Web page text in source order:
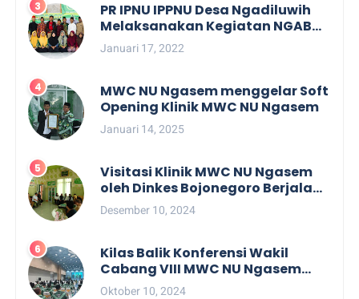
PR IPNU IPPNU Desa Ngadiluwih
Melaksanakan Kegiatan NGABAR
di Dusun Sendanggerong
Januari 17, 2022
MWC NU Ngasem menggelar Soft
Opening Klinik MWC NU Ngasem
Januari 14, 2025
Visitasi Klinik MWC NU Ngasem
oleh Dinkes Bojonegoro Berjalan
dengan Lancar
Desember 10, 2024
Kilas Balik Konferensi Wakil
Cabang VIII MWC NU Ngasem
Penuh Dengan Kejutan
Oktober 10, 2024